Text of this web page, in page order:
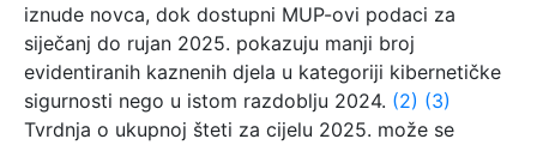
iznude novca, dok dostupni MUP-ovi podaci za
siječanj do rujan 2025. pokazuju manji broj
evidentiranih kaznenih djela u kategoriji kibernetičke
sigurnosti nego u istom razdoblju 2024. (2) (3)
Tvrdnja o ukupnoj šteti za cijelu 2025. može se